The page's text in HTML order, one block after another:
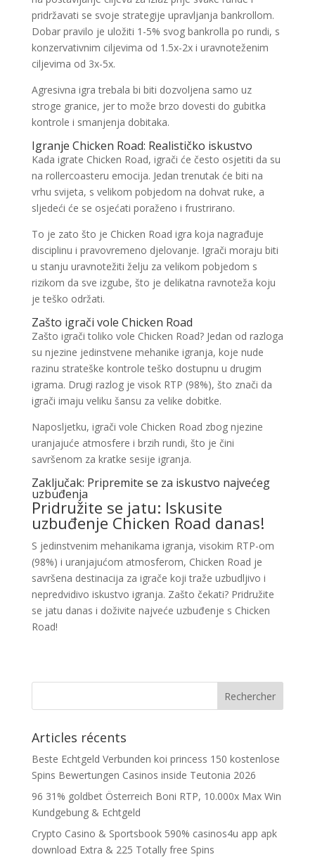
pridržavati se svoje strategije upravljanja bankrollom.
Dobar pravilo je uložiti 1-5% svog bankrolla po rundi, s
konzervativnim ciljevima od 1.5x-2x i uravnoteženim
ciljevima od 3x-5x.
Agresivna igra trebala bi biti dozvoljena samo uz
stroge granice, jer to može brzo dovesti do gubitka
kontrole i smanjenja dobitaka.
Igranje Chicken Road: Realističko iskustvo
Kada igrate Chicken Road, igrači će često osjetiti da su
na rollercoasteru emocija. Jedan trenutak će biti na
vrhu svijeta, s velikom pobjedom na dohvat ruke, a
sljedeći će se osjećati poraženo i frustrirano.
To je zato što je Chicken Road igra koja nagrađuje
disciplinu i pravovremeno djelovanje. Igrači moraju biti
u stanju uravnotežiti želju za velikom pobjedom s
rizikom da sve izgube, što je delikatna ravnoteža koju
je teško održati.
Zašto igrači vole Chicken Road
Zašto igrači toliko vole Chicken Road? Jedan od razloga
su njezine jedinstvene mehanike igranja, koje nude
razinu strateške kontrole teško dostupnu u drugim
igrama. Drugi razlog je visok RTP (98%), što znači da
igrači imaju veliku šansu za velike dobitke.
Naposljetku, igrači vole Chicken Road zbog njezine
uranjajuće atmosfere i brzih rundi, što je čini
savršenom za kratke sesije igranja.
Zaključak: Pripremite se za iskustvo najvećeg
uzbuđenja
Pridružite se jatu: Iskusite
uzbuđenje Chicken Road danas!
S jedinstvenim mehanikama igranja, visokim RTP-om
(98%) i uranjajućom atmosferom, Chicken Road je
savršena destinacija za igrače koji traže uzbudljivo i
nepredvidivo iskustvo igranja. Zašto čekati? Pridružite
se jatu danas i doživite najveće uzbuđenje s Chicken
Road!
Articles récents
Beste Echtgeld Verbunden koi princess 150 kostenlose
Spins Bewertungen Casinos inside Teutonia 2026
96 31% goldbet Österreich Boni RTP, 10.000x Max Win
Kundgebung & Echtgeld
Crypto Casino & Sportsbook 590% casinos4u app apk
download Extra & 225 Totally free Spins